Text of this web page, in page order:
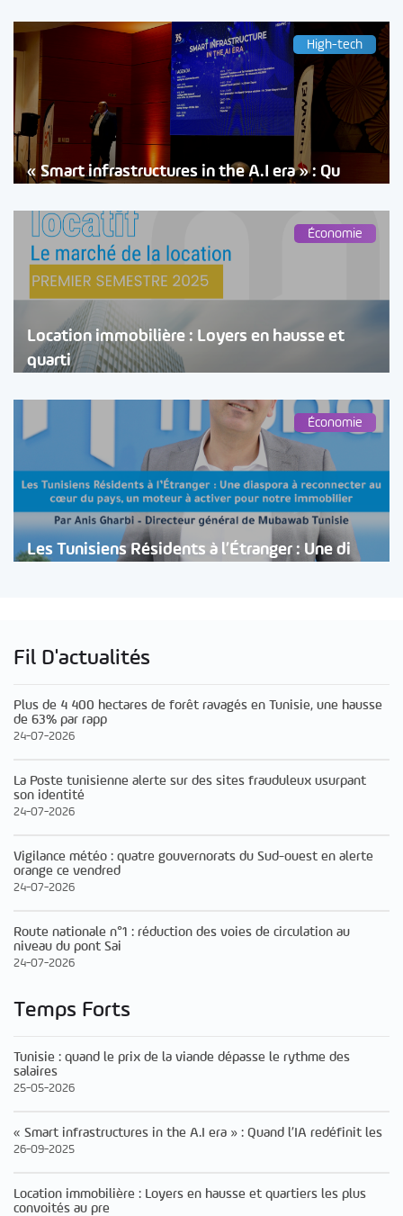
High-tech
« Smart infrastructures in the A.I era » : Qu
Économie
Location immobilière : Loyers en hausse et
quarti
Économie
Les Tunisiens Résidents à l’Étranger : Une di
Fil D'actualités
Plus de 4 400 hectares de forêt ravagés en Tunisie, une hausse
de 63% par rapp
24-07-2026
La Poste tunisienne alerte sur des sites frauduleux usurpant
son identité
24-07-2026
Vigilance météo : quatre gouvernorats du Sud-ouest en alerte
orange ce vendred
24-07-2026
Route nationale n°1 : réduction des voies de circulation au
niveau du pont Sai
24-07-2026
Temps Forts
Tunisie : quand le prix de la viande dépasse le rythme des
salaires
25-05-2026
« Smart infrastructures in the A.I era » : Quand l’IA redéfinit les
26-09-2025
Location immobilière : Loyers en hausse et quartiers les plus
convoités au pre